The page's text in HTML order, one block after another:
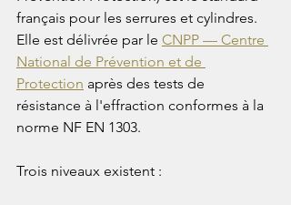
français pour les serrures et cylindres.
Elle est délivrée par le CNPP — Centre
National de Prévention et de
Protection après des tests de
résistance à l'effraction conformes à la
norme NF EN 1303.
Trois niveaux existent :